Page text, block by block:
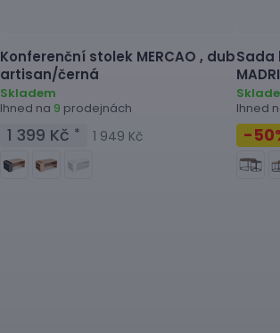
Konferenční stolek MERCAO , dub
artisan/černá
Skladem
Ihned na 9 prodejnách
1 399 Kč * 1 949 Kč
Sada
Ihned
-50